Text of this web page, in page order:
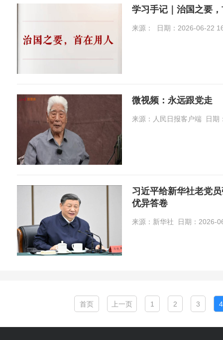
学习手记｜治国之要
来源： 日期：2026-06-22
微视频：永远跟党走
来源：人民日报客户端 日期
习近平给新华社老党
优异答卷
来源：新华社 日期：2026-
首页 上一页 1 2 3 4